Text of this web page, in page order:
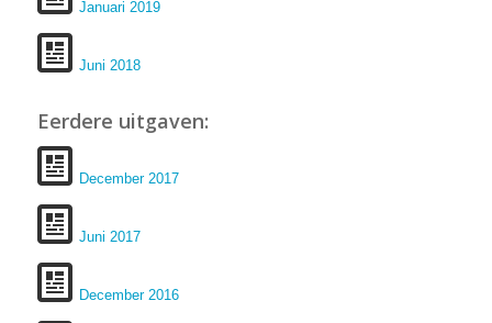
Januari 2019
Juni 2018
Eerdere uitgaven:
December 2017
Juni 2017
December 2016